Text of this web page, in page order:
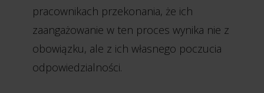
pracownikach przekonania, że ich
zaangażowanie w ten proces wynika nie z
obowiązku, ale z ich własnego poczucia
odpowiedzialności.